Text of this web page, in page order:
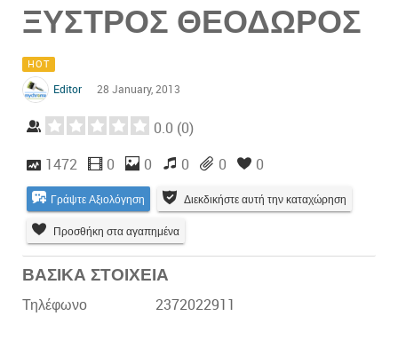
ΞΥΣΤΡΟΣ ΘΕΟΔΩΡΟΣ
HOT
Editor 28 January, 2013
0.0 (0)
1472 0 0 0 0 0
Γράψτε Αξιολόγηση Διεκδικήστε αυτή την καταχώρηση
Προσθήκη στα αγαπημένα
ΒΑΣΙΚΑ ΣΤΟΙΧΕΙΑ
Τηλέφωνο 2372022911